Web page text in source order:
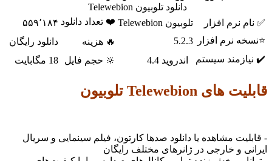
دانلود تلوبیون Telewebion
نرم افزار
تلوبیون Telewebion ❤️ تعداد دانلود ۵۵۹٬۱۸۴
نرم افزار
5.2.3 🔥 هزینه
دانلود رایگان
سیستم
اندروید 4.4 🔆 حجم فایل 18 مگابایت
های Telewebion تلوبیون
مشاهده یا دانلود صدها کارتون، فیلم سینمایی و سریال
و خارجی در ژانر‌های مختلف رایگان